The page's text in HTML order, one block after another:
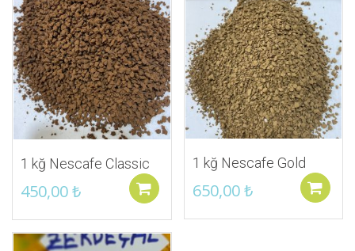
1 kğ Nescafe Classic
450,00₺ Sepete ekle
İstek Listeme Ekle
1 kğ Nescafe Gold
650,00₺
İstek Listeme Ekle